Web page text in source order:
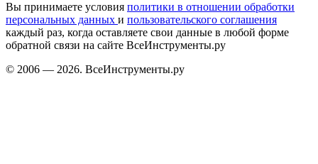
Вы принимаете условия политики в отношении обработки
персональных данных и пользовательского соглашения
каждый раз, когда оставляете свои данные в любой форме
обратной связи на сайте ВсеИнструменты.ру
© 2006 — 2026. ВсеИнструменты.ру